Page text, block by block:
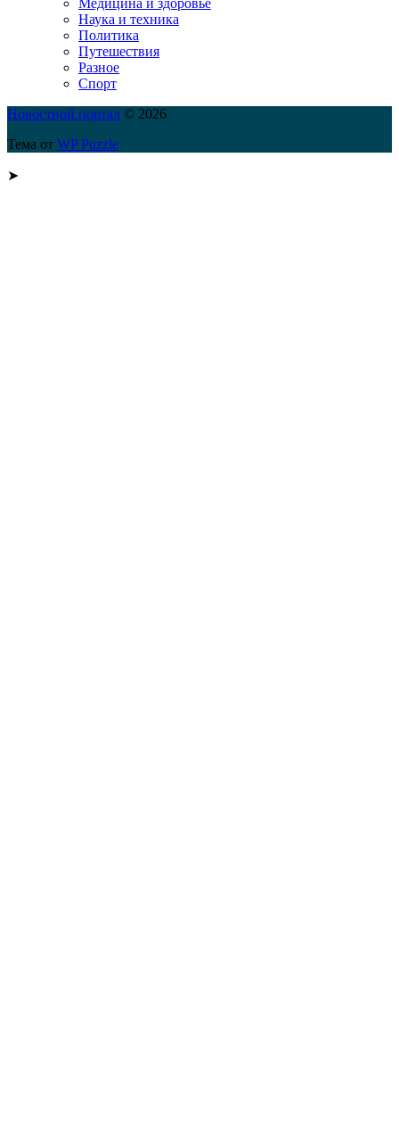
Наука и техника
Политика
Путешествия
Разное
Спорт
Новостной портал © 2026
Тема от WP Puzzle
➤